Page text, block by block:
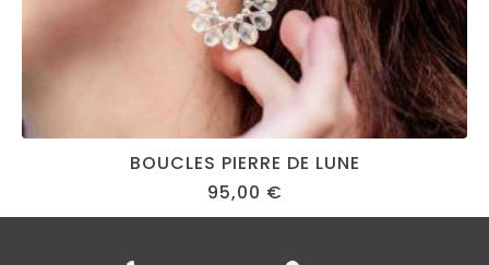
BOUCLES PIERRE DE LUNE
95,00 €